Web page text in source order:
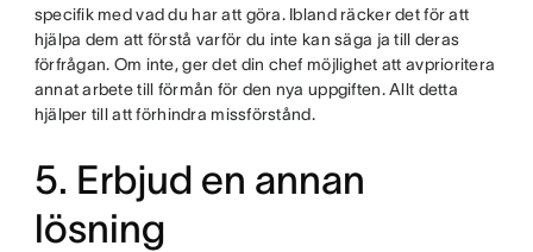
specifik med vad du har att göra. Ibland räcker det för att
hjälpa dem att förstå varför du inte kan säga ja till deras
förfrågan. Om inte, ger det din chef möjlighet att avprioritera
annat arbete till förmån för den nya uppgiften. Allt detta
hjälper till att förhindra missförstånd.
5. Erbjud en annan
lösning